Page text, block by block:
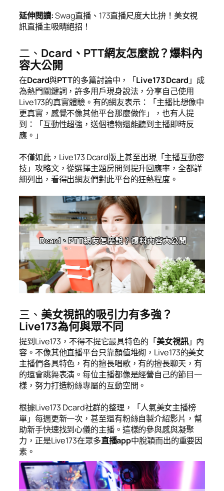
延伸閱讀:Swag直播、 173直播尺度大比拚！美女視
訊直播主吸睛絕招！
二、 Dcard、PTT網友怎麼說？爆料內
容大公開
在Dcard與PTT的多篇討論中，「Live173 Dcard 」成
為熱門關鍵詞，許多用戶現身說法，分享自己使用
Live173的真實體驗。有的網友表示：「主播比想像中
更真實，感覺不像其他平台那麼做作」，也有人提
到：「互動性超強，送個禮物還能聽到主播即時反
應。」
不僅如此，Live173 Dcard版上甚至出現「主播互動密
技」攻略文，從選擇主題房間到提升回應率，全都詳
細列出，看得出網友們對此平台的狂熱程度。
三、 美女視訊的吸引力有多強？
Live173為何與眾不同
提到Live173，不得不提它最具特色的「美女視訊」內
容。不像其他直播平台只靠顏值堆砌，Live173的美女
主播們各具特色，有的擅長唱歌，有的擅長聊天，有
的還會跳舞表演。每位主播都像是經營自己的節目一
樣，努力打造粉絲專屬的互動空間。
根據Live173 Dcard社群的整理，「人氣美女主播榜
單」每週更新一次，甚至還有粉絲自製介紹影片，幫
助新手快速找到心儀的主播。這樣的參與感與凝聚
力，正是Live173在眾多直播app中脫穎而出的重要因
素。